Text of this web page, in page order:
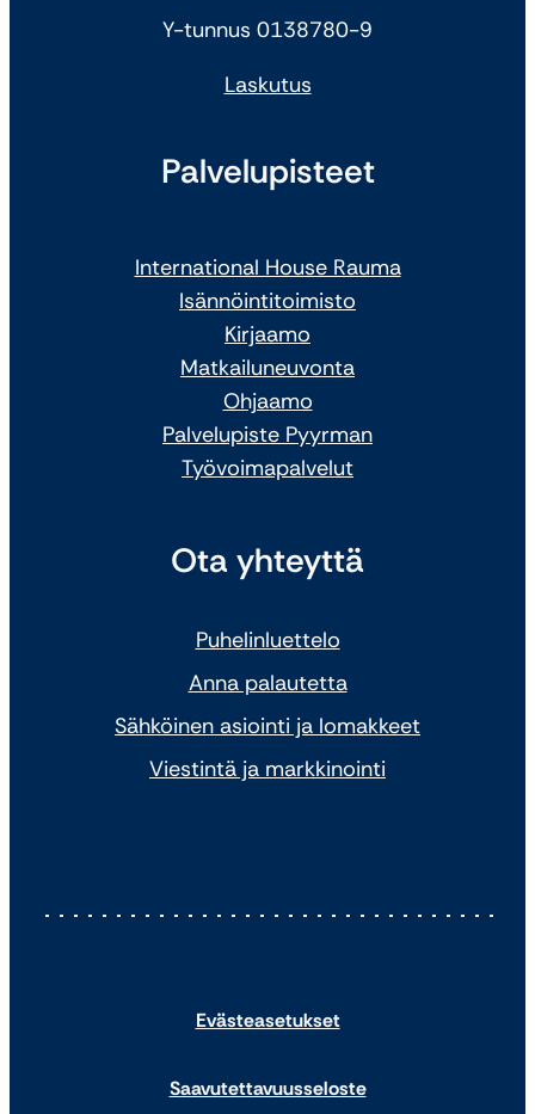
Y-tunnus 0138780-9
Laskutus
Palvelupisteet
International House Rauma
Isännöintitoimisto
Kirjaamo
Matkailuneuvonta
Ohjaamo
Palvelupiste Pyyrman
Työvoimapalvelut
Ota yhteyttä
Puhelinluettelo
Anna palautetta
Sähköinen asiointi ja lomakkeet
Viestintä ja markkinointi
Evästeasetukset
Saavutettavuusseloste